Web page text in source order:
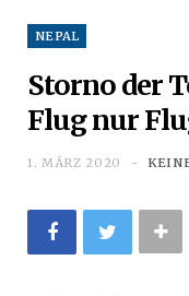
NEPAL
Storno der
Flug nur
1. MÄRZ 2020